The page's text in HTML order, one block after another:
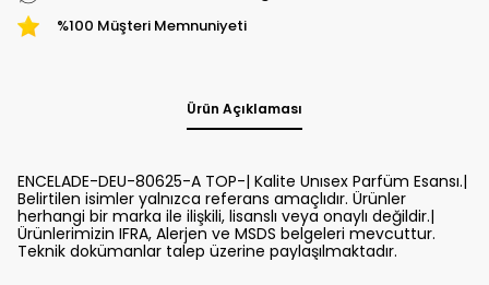
%100 Müşteri Memnuniyeti
Ürün Açıklaması
ENCELADE-DEU-80625-A TOP-| Kalite Unısex Parfüm Esansı.|
Belirtilen isimler yalnızca referans amaçlıdır. Ürünler
herhangi bir marka ile ilişkili, lisanslı veya onaylı değildir.|
Ürünlerimizin IFRA, Alerjen ve MSDS belgeleri mevcuttur.
Teknik dokümanlar talep üzerine paylaşılmaktadır.